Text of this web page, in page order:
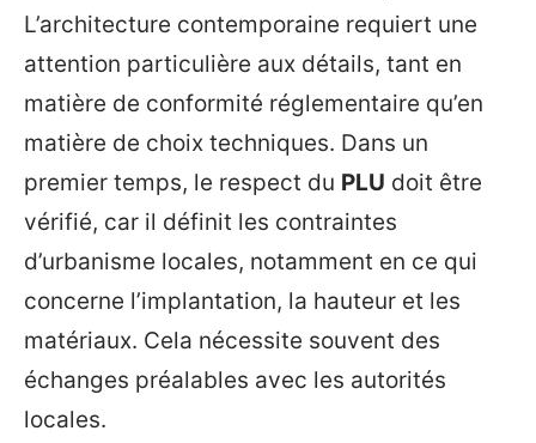
L’architecture contemporaine requiert une
attention particulière aux détails, tant en
matière de conformité réglementaire qu’en
matière de choix techniques. Dans un
premier temps, le respect du PLU doit être
vérifié, car il définit les contraintes
d’urbanisme locales, notamment en ce qui
concerne l’implantation, la hauteur et les
matériaux. Cela nécessite souvent des
échanges préalables avec les autorités
locales.